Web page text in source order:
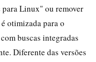
Linux" ou remover
otimizada para o
buscas integradas
Diferente das versões